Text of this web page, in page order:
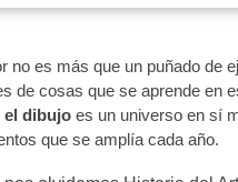
no es más que un puñado de
de cosas que se aprende en
el dibujo es un universo en sí
que se amplía cada año.